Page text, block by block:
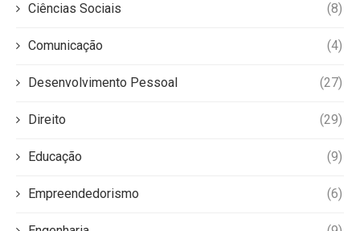
Ciências Sociais (8)
Comunicação (4)
Desenvolvimento Pessoal (27)
Direito (29)
Educação (9)
Empreendedorismo (6)